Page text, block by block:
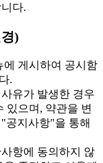
다.
)
게시하여 공시함
.
유가 발생한 경우
있으며, 약관을 변
공지사항"을 통해
항에 동의하지 않